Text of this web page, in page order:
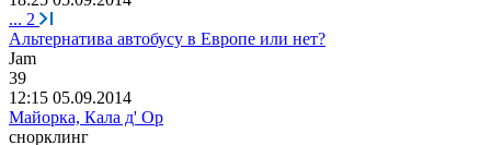
... 2
Альтернатива автобусу в Европе или нет?
Jam
39
12:15 05.09.2014
Майорка, Кала д' Ор
снорклинг